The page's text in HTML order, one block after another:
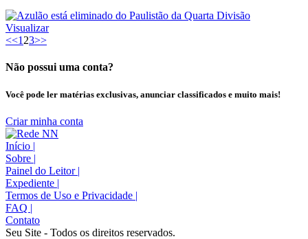
Visualizar
<<1 23>>
Não possui uma conta?
Você pode ler matérias exclusivas, anunciar classificados e muito mais!
Criar minha conta
Início |
Sobre |
Painel do Leitor |
Expediente |
Termos de Uso e Privacidade |
FAQ |
Contato
Seu Site - Todos os direitos reservados.